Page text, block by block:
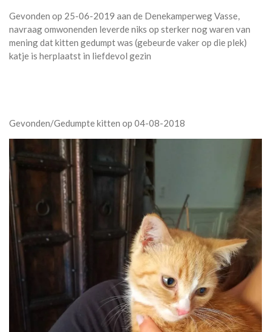
Gevonden op 25-06-2019 aan de Denekamperweg Vasse,
navraag omwonenden leverde niks op sterker nog waren van
mening dat kitten gedumpt was (gebeurde vaker op die plek)
katje is herplaatst in liefdevol gezin
Gevonden/Gedumpte kitten op 04-08-2018